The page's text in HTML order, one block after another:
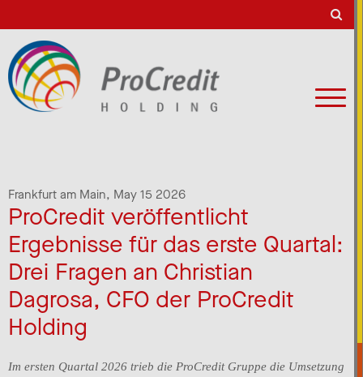
Frankfurt am Main, May 15 2026
ProCredit veröffentlicht
Ergebnisse für das erste Quartal:
Drei Fragen an Christian
Dagrosa, CFO der ProCredit
Holding
Im ersten Quartal 2026 trieb die ProCredit Gruppe die Umsetzung